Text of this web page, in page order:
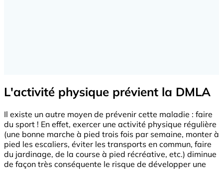
L'activité physique prévient la DMLA
Il existe un autre moyen de prévenir cette maladie : faire
du sport ! En effet, exercer une activité physique régulière
(une bonne marche à pied trois fois par semaine, monter à
pied les escaliers, éviter les transports en commun, faire
du jardinage, de la course à pied récréative, etc.) diminue
de façon très conséquente le risque de développer une